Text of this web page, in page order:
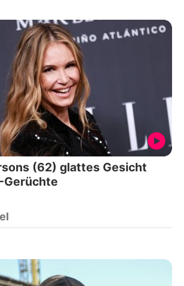
(62) glattes Gesicht
Gerüchte